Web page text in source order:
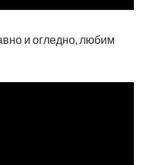
и огледно, любим